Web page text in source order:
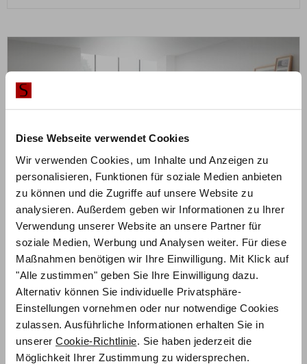
Diese Webseite verwendet Cookies
Wir verwenden Cookies, um Inhalte und Anzeigen zu
personalisieren, Funktionen für soziale Medien anbieten
zu können und die Zugriffe auf unsere Website zu
analysieren. Außerdem geben wir Informationen zu Ihrer
Verwendung unserer Website an unsere Partner für
soziale Medien, Werbung und Analysen weiter. Für diese
Maßnahmen benötigen wir Ihre Einwilligung. Mit Klick auf
"Alle zustimmen" geben Sie Ihre Einwilligung dazu.
Alternativ können Sie individuelle Privatsphäre-
Einstellungen vornehmen oder nur notwendige Cookies
zulassen. Ausführliche Informationen erhalten Sie in
unserer Cookie-Richtlinie. Sie haben jederzeit die
Möglichkeit Ihrer Zustimmung zu widersprechen.
ZUM PRODUKT
Road Naturo Bett – Oak-Wild Cadro 18
Holz konfigurierbar
1.109,25€ 1.479,00€